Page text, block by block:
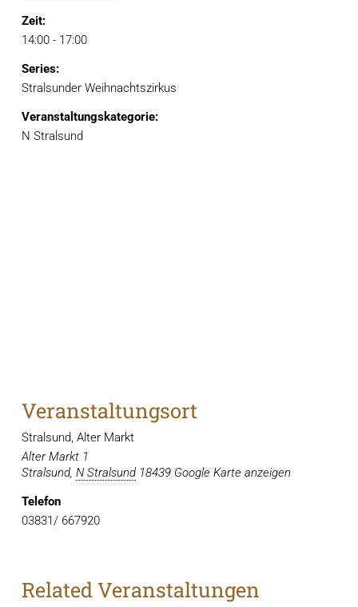
Zeit:
14:00 - 17:00
Series:
Stralsunder Weihnachtszirkus
Veranstaltungskategorie:
N Stralsund
Veranstaltungsort
Stralsund, Alter Markt
Alter Markt 1
Stralsund, N Stralsund 18439 Google Karte anzeigen
Telefon
03831/ 667920
Related Veranstaltungen